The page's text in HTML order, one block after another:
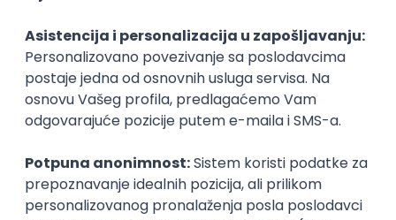
1. i 2. smena
Puno radno vreme
neto: 95.000 - 115.000 RSD (mesečna plata)
Prvi posao